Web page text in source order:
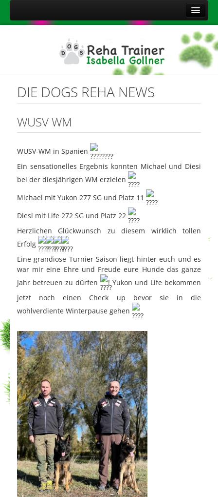
Kontakt
Impressum
Datenschutzerklärung
Onlineshop Nahrungsergänzungsmittel
DIE DOGS REHA NEWS
WUSV WM
WUSV-WM in Spanien
Ein sensationelles Ergebnis konnten Michael und Diesi
bei der diesjährigen WM erzielen
Michael mit Yukon 277 SG und Platz 11
Diesi mit Life 272 SG und Platz 22
Herzlichen Glückwunsch zu diesem wirklich tollen
Erfolg
Eine grandiose Turnier-Saison liegt hinter euch und es
war mir eine Ehre und Freude eure Hunde das ganze
Jahr betreuen zu dürfen
! Yukon und Life bekommen
jetzt noch einen Check up bevor sie in die
wohlverdiente Winterpause gehen